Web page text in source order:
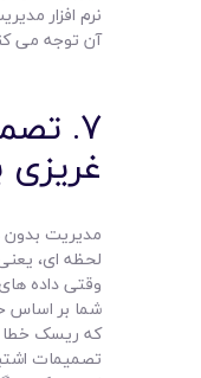
نرم افزار
آن توجه می
۷.
مدیریت
لحظه ای،
وقتی داده
شما بر اساس
که ریسک خطا
تصمیمات